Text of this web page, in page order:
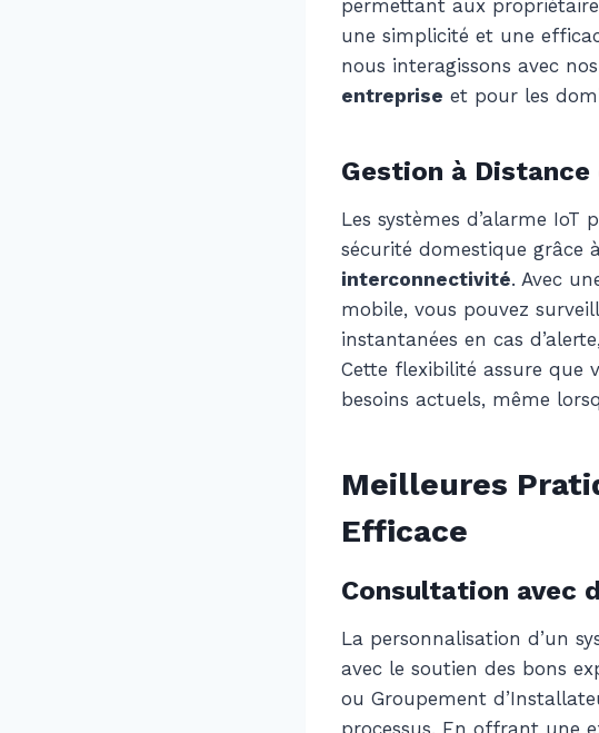
permettant aux
une simplicité et une
nous interagissons avec
entreprise et pour les
Gestion à
Les systèmes d’alarme
sécurité domestique grâce
interconnectivité. Avec
mobile, vous pouvez
instantanées en cas
Cette flexibilité assure que
besoins actuels, même
Meilleures
Efficace
Consultation avec
La personnalisation d’un
avec le soutien des bons
ou Groupement
processus. En offrant une